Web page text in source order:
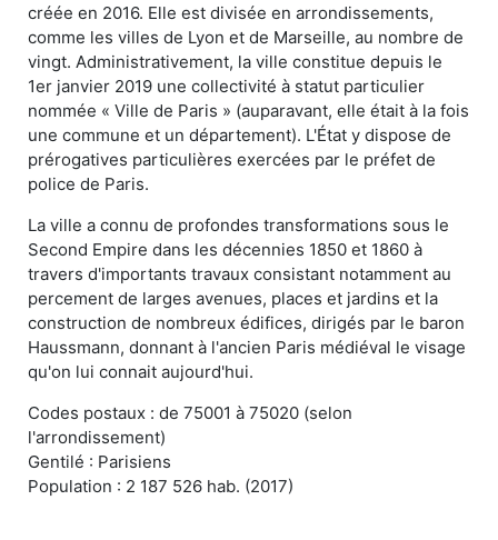
créée en 2016. Elle est divisée en arrondissements,
comme les villes de Lyon et de Marseille, au nombre de
vingt. Administrativement, la ville constitue depuis le
1er janvier 2019 une collectivité à statut particulier
nommée « Ville de Paris » (auparavant, elle était à la fois
une commune et un département). L'État y dispose de
prérogatives particulières exercées par le préfet de
police de Paris.
La ville a connu de profondes transformations sous le
Second Empire dans les décennies 1850 et 1860 à
travers d'importants travaux consistant notamment au
percement de larges avenues, places et jardins et la
construction de nombreux édifices, dirigés par le baron
Haussmann, donnant à l'ancien Paris médiéval le visage
qu'on lui connait aujourd'hui.
Codes postaux : de 75001 à 75020 (selon
l'arrondissement)
Gentilé : Parisiens
Population : 2 187 526 hab. (2017)